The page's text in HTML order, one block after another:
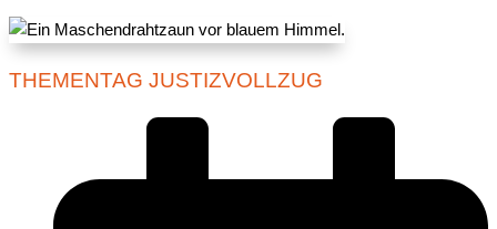
THEMENTAG JUSTIZVOLLZUG